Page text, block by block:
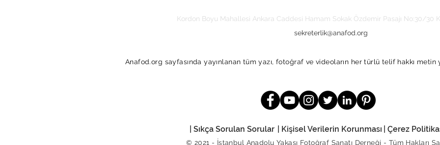
Kordon Boyu Mahallesi Ankara Caddesi Hamam Sokak Özdemir Pasajı No:30/30
sekreterlik@anafod.org
Anafod.org sayfasında yayınlanan tüm yazı, fotoğraf ve videoların her türlü telif hakkı metin
| Sıkça Sorulan Sorular | Kişisel Verilerin Korunması | Çerez
© 2021 - İstanbul Anadolu Yakası Fotoğraf Sanatı Derneği - Tüm Hakları